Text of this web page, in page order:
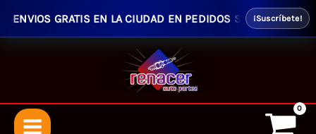
GRATIS EN LA CIUDAD EN PEDIDOS SUPERIORES
¡Suscríbete!